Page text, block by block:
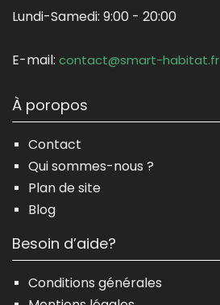
Lundi-Samedi: 9:00 - 20:00
E-mail: contact@smart-habitat.fr
À poropos
Contact
Qui sommes-nous ?
Plan de site
Blog
Besoin d’aide?
Conditions générales